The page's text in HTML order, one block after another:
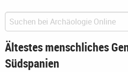
Ältestes menschliches
Südspanien